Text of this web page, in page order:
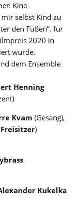
Kino-
selbst Kind zu
den Füßen“, für
2020 in
wurde.
dem Ensemble
Henning
Kvam (Gesang),
)
Kukelka